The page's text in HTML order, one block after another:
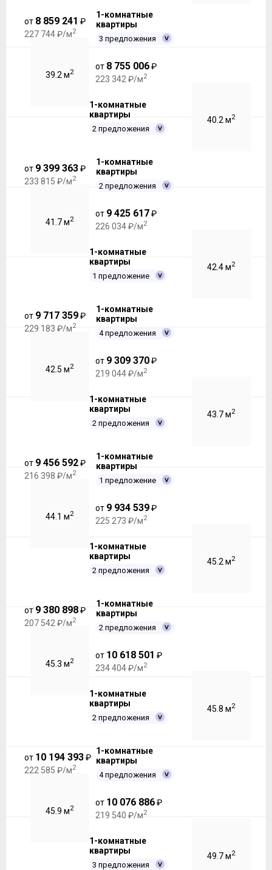
от 8 859 241 ₽
227 744 ₽/м2
1-комнатные
квартиры
3 предложения
39.2 м2
от 8 755 006₽
223 342 ₽/м2
1-комнатные
квартиры
2 предложения
40.2 м2
от 9 399 363₽
233 815 ₽/м2
1-комнатные
квартиры
2 предложения
41.7 м2
от 9 425 617₽
226 034 ₽/м2
1-комнатные
квартиры
1 предложение
42.4 м2
от 9 717 359₽
229 183 ₽/м2
1-комнатные
квартиры
4 предложения
42.5 м2
от 9 309 370₽
219 044 ₽/м2
1-комнатные
квартиры
2 предложения
43.7 м2
от 9 456 592₽
216 398 ₽/м2
1-комнатные
квартиры
1 предложение
44.1 м2
от 9 934 539₽
225 273 ₽/м2
1-комнатные
квартиры
2 предложения
45.2 м2
от 9 380 898₽
207 542 ₽/м2
1-комнатные
квартиры
2 предложения
45.3 м2
от 10 618 501 ₽
234 404 ₽/м2
1-комнатные
квартиры
2 предложения
45.8 м2
от 10 194 393₽
222 585 ₽/м2
1-комнатные
квартиры
4 предложения
45.9 м2
от 10 076 886₽
219 540 ₽/м2
1-комнатные
квартиры
3 предложения
49.7 м2